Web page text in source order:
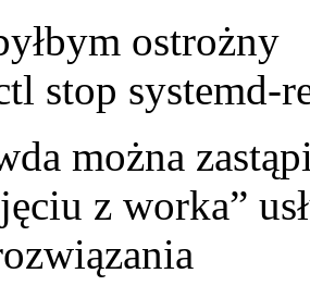
ostrożny
stop systemd-
można
z worka”